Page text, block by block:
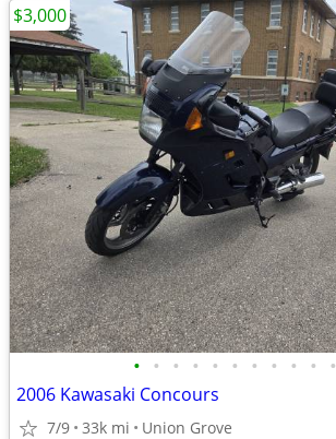
• • • • • • • • • • •
2006 Kawasaki Concours
7/9 33k mi Union Grove
$3,000